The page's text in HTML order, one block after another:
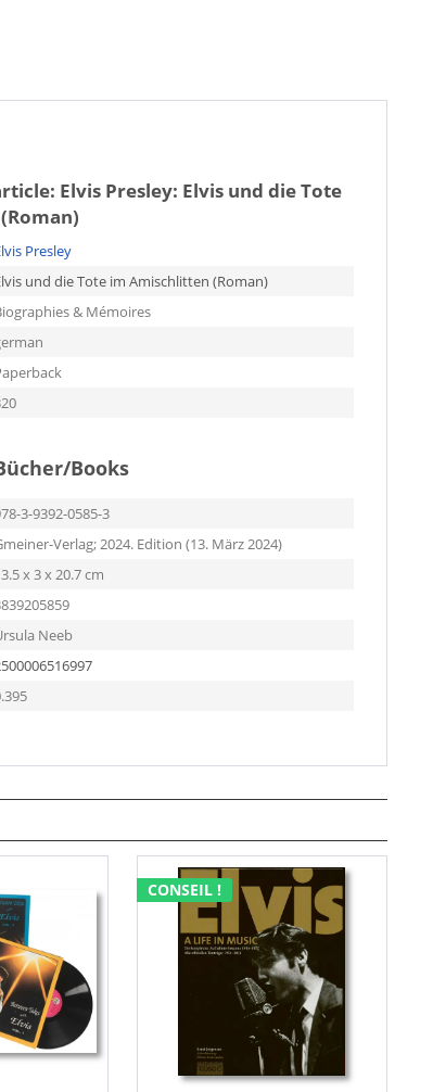
Elvis Presley: Elvis und die Tote
Presley
und die Tote im Amischlitten (Roman)
& Mémoires
Books
3-9392-0585-3
Verlag; 2024. Edition (13. März 2024)
x 3 x 20.7 cm
Neeb
CONSEIL !